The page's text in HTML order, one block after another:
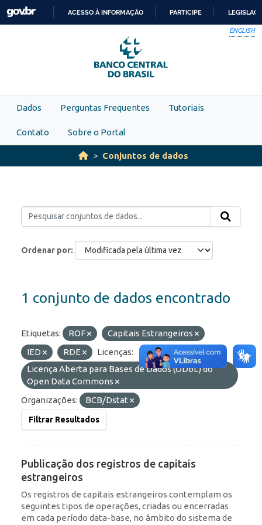
Skip to main content
PARA
O
CONTEÚDO
ACESSO À INFORMAÇÃO PARTICIPE
ENGLISH
Dados Perguntas Frequentes Tutoriais
Contato Sobre o Portal
Conjuntos de dados
Ordenar por
1 conjunto de dados encontrado
Etiquetas: ROF
Capitais Estrangeiros
IED
RDE
Licenças:
Licença Aberta para Bases de Dados (ODbL) do
Open Data Commons
Organizações:
BCB/Dstat
Filtrar Resultados
Publicação dos registros de capitais
estrangeiros
Os registros de capitais estrangeiros contemplam os
seguintes tipos de operações, criadas ou encerradas
em cada período data-base, no âmbito do sistema de